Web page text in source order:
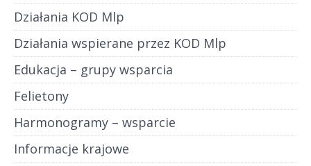
Działania KOD Mlp
Działania wspierane przez KOD Mlp
Edukacja – grupy wsparcia
Felietony
Harmonogramy – wsparcie
Informacje krajowe